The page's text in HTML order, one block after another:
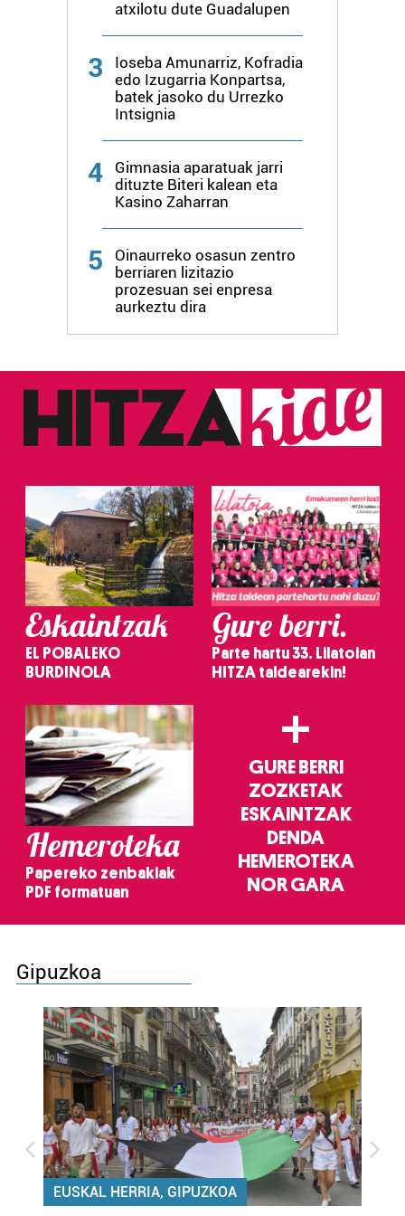
neurtzeko, jendeari buruzko informazioa biltzeko eta
Bazkide batzuek ez dizute baimenik eskatzen, eta beren
interes komertzial legitimoetan babesten dira. Ikusi gure
bazkideen zerrenda, beren ustez zein helburutarako
duten interes legitimoa eta horren aurka nola egin
dezakezun ikusteko.
Lortu zure datu pertsonalak prozesatzeko moduari
buruzko informazio gehiago eta ezarri zure lehentasunak
datuen atalean. Edozein unetan alda edo ken dezakezu
zure baimena Cookieen adierazpenean.
Webgune honek cookie propioak eta hirugarrenen cookie-
baliatzen gara. Ohar hau onartuz gero, teknologia hori
erabiltzeko baimen esplizitua ematen diguzu.
Gehiago
irakurri
atxilotu dute Guadalupen
3
Ioseba Amunarriz, Kofradia
edo Izugarria Konpartsa,
batek jasoko du Urrezko
Intsignia
4
Gimnasia aparatuak jarri
dituzte Biteri kalean eta
Kasino Zaharran
5
Oinaurreko osasun zentro
berriaren lizitazio
prozesuan sei enpresa
aurkeztu dira
Eskaintzak
EL POBALEKO
BURDINOLA
Gure berri.
Parte hartu 33. Lilatoian
HITZA taldearekin!
Hemeroteka
Papereko zenbakiak
PDF formatuan
+
GURE BERRI
ZOZKETAK
ESKAINTZAK
DENDA
HEMEROTEKA
NOR GARA
Gipuzkoa
EUSKAL HERRIA, GIPUZKOA